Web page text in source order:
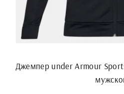
Джемпер under Armour